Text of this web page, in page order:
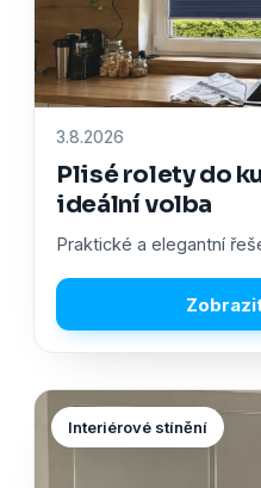
3.8.2026
Plisé rolety do
ideální volba
Praktické a elegantní
Interiérové stínění